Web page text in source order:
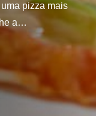
pizza mais
a…